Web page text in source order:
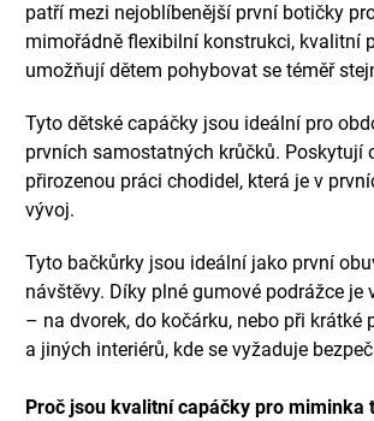
patří mezi nejoblíbenější první botičky
mimořádně flexibilní konstrukci, kvalitní
umožňují dětem pohybovat se téměř
Tyto dětské capáčky jsou ideální pro
prvních samostatných krůčků. Poskytují
přirozenou práci chodidel, která je v
vývoj.
Tyto bačkůrky jsou ideální jako první
návštěvy. Díky plné gumové podrážce
– na dvorek, do kočárku, nebo při krátké
a jiných interiérů, kde se vyžaduje
Proč jsou kvalitní capáčky pro miminka